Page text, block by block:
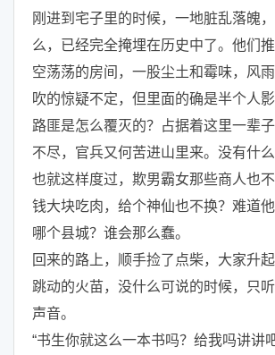
刚进到宅子里的时候，一地脏乱落魄
么，已经完全掩埋在历史中了。他们
空荡荡的房间，一股尘土和霉味，风
吹的惊疑不定，但里面的确是半个人影
路匪是怎么覆灭的？占据着这里一辈
不尽，官兵又何苦进山里来。没有什
也就这样度过，欺男霸女那些商人也
钱大块吃肉，给个神仙也不换？难道
哪个县城？谁会那么蠢。
回来的路上，顺手捡了点柴，大家升
跳动的火苗，没什么可说的时候，只
声音。
“书生你就这么一本书吗？给我吗讲讲